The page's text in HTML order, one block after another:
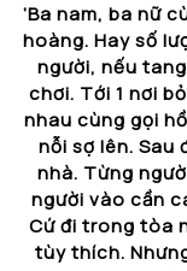
‘Ba nam, ba nữ
hoàng. Hay số
người, nếu
chơi. Tới 1 nơi
nhau cùng gọi
nỗi sợ lên. Sau
nhà. Từng
người vào cần
Cứ đi trong tòa
tùy thích.